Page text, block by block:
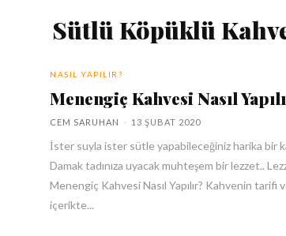
Sütlü Köpüklü
NASIL YAPILIR?
Menengiç Kahvesi Nasıl
CEM SARUHAN - 13 ŞUBAT 2020
İster suyla ister sütle yapabileceğiniz harika bir
Damak tadınıza uyacak muhteşem bir lezzet..
Menengiç Kahvesi Nasıl Yapılır? Kahvenin tarifi
içerikte...